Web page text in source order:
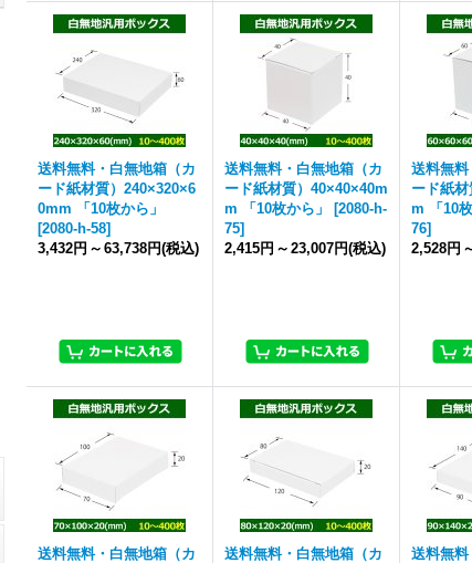
送料無料・白無地箱（カ
ード紙材質）240×320×6
0mm 「10枚から」
[2080-h-58]
3,432円 ～ 63,738円(税込)
送料無料・白無地箱（カ
ード紙材質）40×40×40m
m 「10枚から」
[2080-h-
75]
2,415円 ～ 23,007円(税込)
送料無料
ード紙
m 「10枚
76]
2,528円
送料無料・白無地箱（カ
送料無料・白無地箱（カ
送料無料